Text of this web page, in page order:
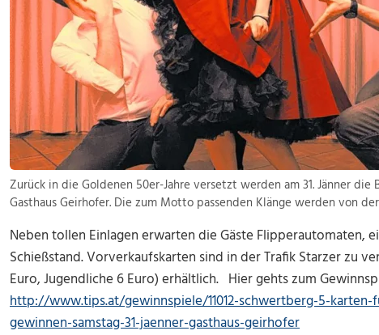
Zurück in die Goldenen 50er-Jahre versetzt werden am 31. Jänner die
Gasthaus Geirhofer. Die zum Motto passenden Klänge werden von
Neben tollen Einlagen erwarten die Gäste Flipperautomaten,
Schießstand. Vorverkaufskarten sind in der Trafik Starzer zu
Euro, Jugendliche 6 Euro) erhältlich. Hier gehts zum
http://www.tips.at/gewinnspiele/11012-schwertberg-5-
gewinnen-samstag-31-jaenner-gasthaus-geirhofer